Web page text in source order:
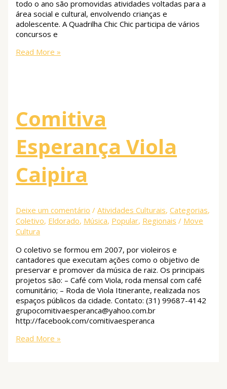
todo o ano são promovidas atividades voltadas para a
área social e cultural, envolvendo crianças e
adolescente. A Quadrilha Chic Chic participa de vários
concursos e
Read More »
Comitiva
Esperança Viola
Caipira
Deixe um comentário /Atividades Culturais,Categorias,
Coletivo, Eldorado, Música, Popular, Regionais / Move
Cultura
O coletivo se formou em 2007, por violeiros e
cantadores que executam ações como o objetivo de
preservar e promover da música de raiz. Os principais
projetos são: – Café com Viola, roda mensal com café
comunitário; – Roda de Viola Itinerante, realizada nos
espaços públicos da cidade. Contato: (31) 99687-4142
grupocomitivaesperanca@yahoo.com.br
http://facebook.com/comitivaesperanca
Read More »